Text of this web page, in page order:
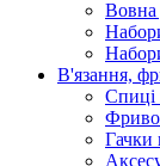
Вовна
В'язання,
Спиці
Гачки